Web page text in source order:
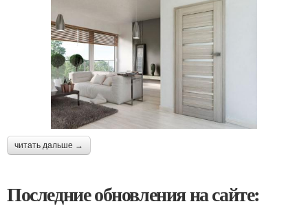
читать дальше →
Последние обновления на сайте: